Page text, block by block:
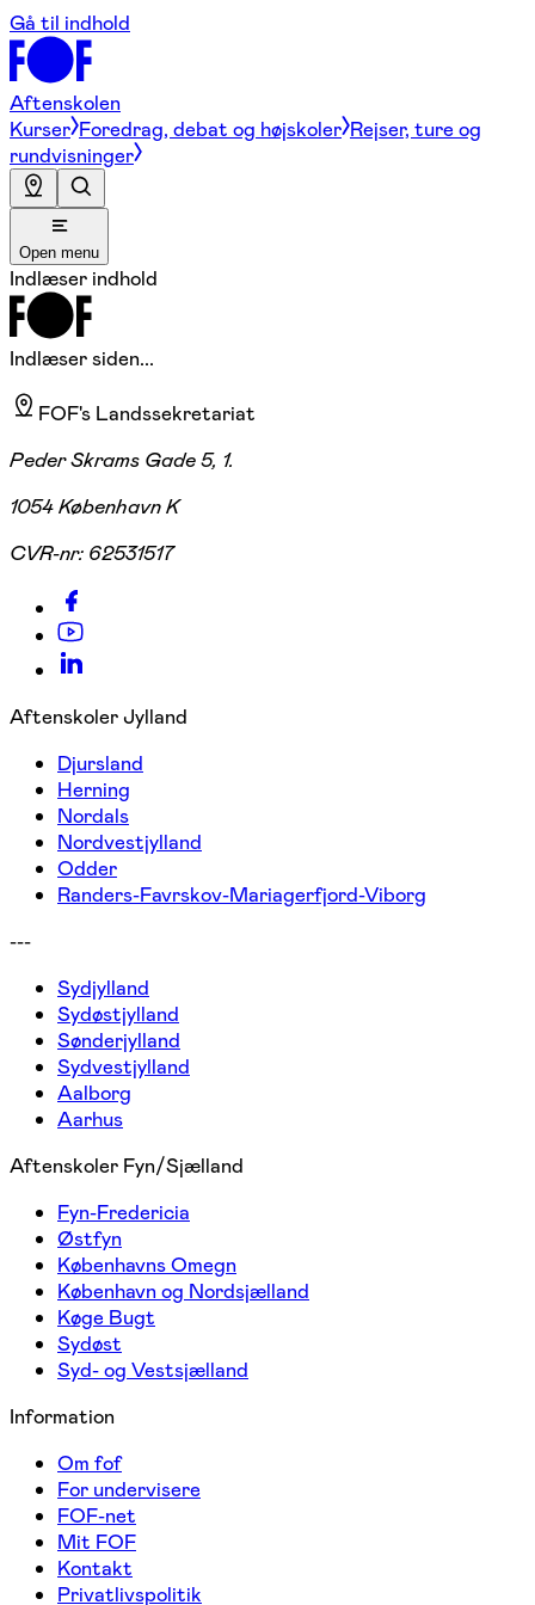
Gå til indhold
Aftenskolen
Kurser Foredrag, debat og højskoler Rejser, ture og
rundvisninger
Open menu
Indlæser indhold
Indlæser siden...
FOF's Landssekretariat
Peder Skrams Gade 5, 1.
1054 København K
CVR-nr: 62531517
Aftenskoler Jylland
Djursland
Herning
Nordals
Nordvestjylland
Odder
Randers-Favrskov-Mariagerfjord-Viborg
---
Sydjylland
Sydøstjylland
Sønderjylland
Sydvestjylland
Aalborg
Aarhus
Aftenskoler Fyn/Sjælland
Fyn-Fredericia
Østfyn
Københavns Omegn
København og Nordsjælland
Køge Bugt
Sydøst
Syd- og Vestsjælland
Information
Om fof
For undervisere
FOF-net
Mit FOF
Kontakt
Privatlivspolitik